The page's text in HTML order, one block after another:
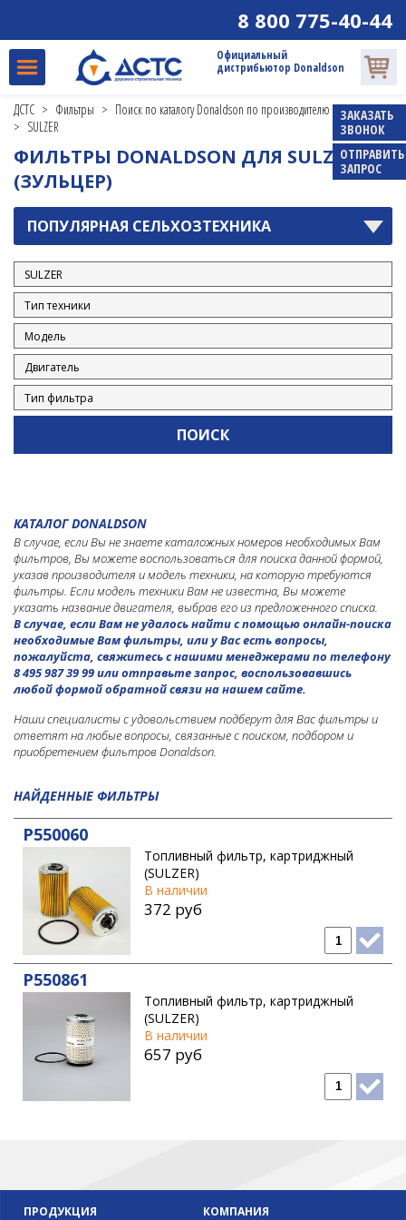
8 800 775-40-44
Официальный
дистрибьютор Donaldson
ЗАКАЗАТЬ
ЗВОНОК
ОТПРАВИТЬ
ЗАПРОС
ДСТС > Фильтры > Поиск по каталогу Donaldson по производителю и модели
> SULZER
ФИЛЬТРЫ DONALDSON ДЛЯ SULZER
(ЗУЛЬЦЕР)
ПОПУЛЯРНАЯ СЕЛЬХОЗТЕХНИКА
AGCO
ANTONIO CARRARO
BELARUS TRACTORS
(МТЗ)
CASE
CATERPILLAR
DEUTZ
FENDT
FIAT
JOHN DEERE
LAMBORGHINI
MASSEY FERGUSON
MCCORMICK
MERCEDES-BENZ
NEW HOLLAND
ROSTSELMASH
WAGNER
КАТАЛОГ DONALDSON
В случае, если Вы не знаете каталожных номеров необходимых Вам
фильтров, Вы можете воспользоваться для поиска данной формой,
указав производителя и модель техники, на которую требуются
фильтры. Если модель техники Вам не известна, Вы можете
указать название двигателя, выбрав его из предложенного списка.
В случае, если Вам не удалось найти с помощью онлайн-поиска
необходимые Вам фильтры, или у Вас есть вопросы,
пожалуйста, свяжитесь с нашими менеджерами по телефону
8 495 987 39 99 или отправьте запрос, воспользовавшись
любой формой обратной связи на нашем сайте.
Наши специалисты с удовольствием подберут для Вас фильтры и
ответят на любые вопросы, связанные с поиском, подбором и
приобретением фильтров Donaldson.
НАЙДЕННЫЕ ФИЛЬТРЫ
P550060
Топливный фильтр, картриджный
(SULZER)
В наличии
372 руб
P550861
Топливный фильтр, картриджный
(SULZER)
В наличии
657 руб
КОМПАНИЯ
ПРОДУКЦИЯ